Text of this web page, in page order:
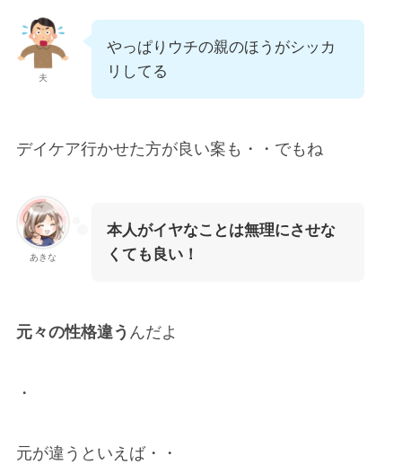
夫
やっぱりウチの親のほうがシッカ
リしてる
デイケア行かせた方が良い案も・・でもね
あきな
本人がイヤなことは無理にさせな
くても良い！
元々の性格違う んだよ
・
元が違うといえば・・